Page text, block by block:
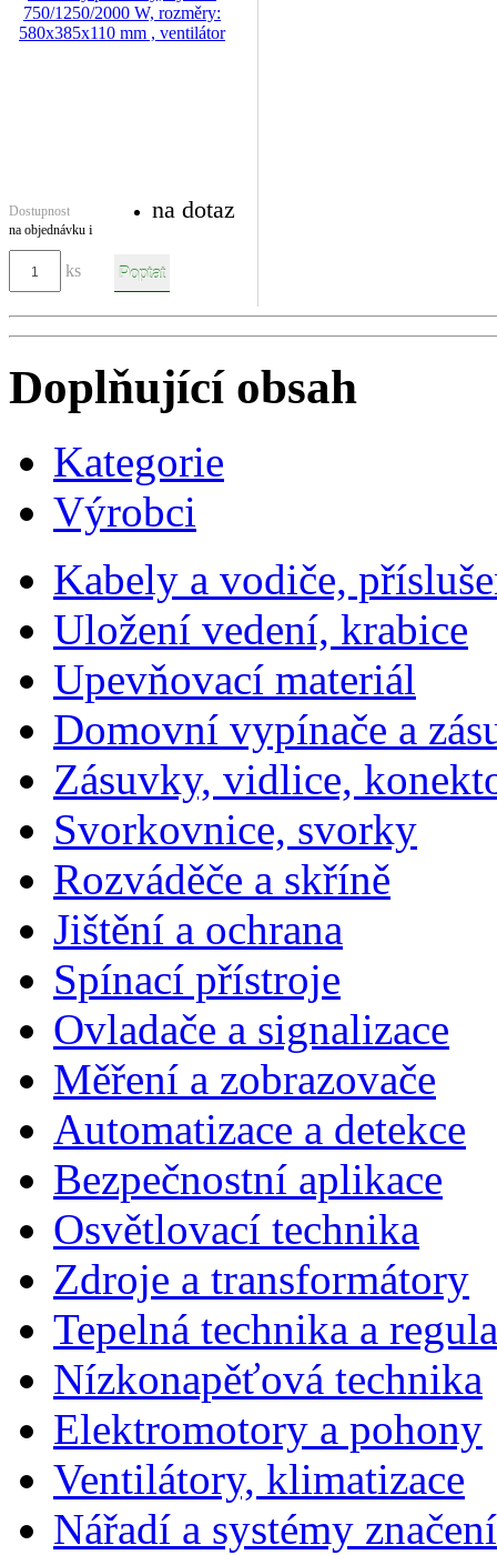
Dostupnost
na objednávku i
na dotaz
ks
Doplňující obsah
Kategorie
Výrobci
Kabely a vodiče,
Uložení vedení, krabice
Upevňovací materiál
Domovní vypínače a
Zásuvky, vidlice,
Svorkovnice, svorky
Rozváděče a skříně
Jištění a ochrana
Spínací přístroje
Ovladače a signalizace
Měření a zobrazovače
Automatizace a detekce
Bezpečnostní aplikace
Osvětlovací technika
Zdroje a transformátory
Tepelná technika a
Nízkonapěťová technika
Elektromotory a pohony
Ventilátory, klimatizace
Nářadí a systémy značení